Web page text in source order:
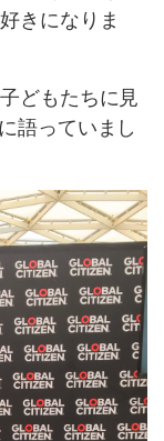
きになりま
どもたちに見
語っていまし